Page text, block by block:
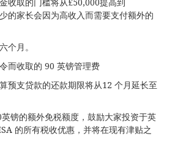
的家长会因为高收入而需要支付额外的
个月。
而收取的 90 英镑管理费
预支贷款的还款期限将从12 个月延长至
镑的额外免税额度，鼓励大家投资于英
的所有税收优惠，并将在现有津贴之